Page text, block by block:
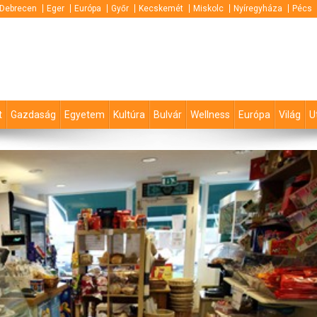
Debrecen Eger Európa Győr Kecskemét Miskolc Nyíregyháza Pécs
Gazdaság Egyetem Kultúra Bulvár Wellness Európa Világ